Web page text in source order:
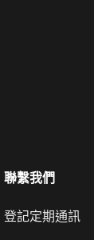
聯繫我們
登記定期通訊